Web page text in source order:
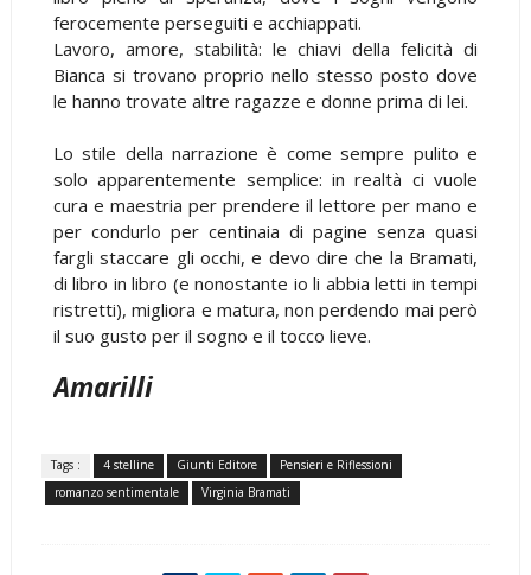
ferocemente perseguiti e acchiappati.
Lavoro, amore, stabilità: le chiavi della felicità di
Bianca si trovano proprio nello stesso posto dove
le hanno trovate altre ragazze e donne prima di lei.
Lo stile della narrazione è come sempre pulito e
solo apparentemente semplice: in realtà ci vuole
cura e maestria per prendere il lettore per mano e
per condurlo per centinaia di pagine senza quasi
fargli staccare gli occhi, e devo dire che la Bramati,
di libro in libro (e nonostante io li abbia letti in tempi
ristretti), migliora e matura, non perdendo mai però
il suo gusto per il sogno e il tocco lieve.
Amarilli
Tags : 4 stelline Giunti Editore
Pensieri e Riflessioni
romanzo sentimentale
Virginia Bramati